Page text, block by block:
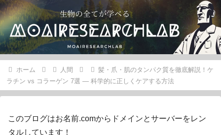
ホーム 人間
髪・爪・肌のタンパク質を徹底解説！ケ
ラチン vs コラーゲン 7選 — 科学的に正しくケアする方法
このブログはお名前.comからドメインとサーバーをレン
タルしています！